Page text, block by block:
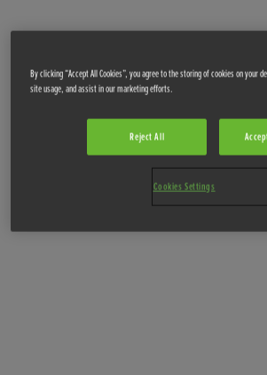
By clicking “Accept All Cookies”, you agree to the storing of cookies on your
site usage, and assist in our marketing efforts.
Reject All
Cookies Settings